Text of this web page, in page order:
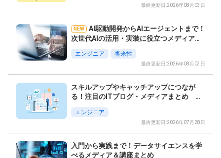
最終更新日:2026年08月03日
NEW
AI駆動開発からAIエージェントまで！
次世代AIの活用・実装に役立つメディアま
とめ
エンジニア 将来性
最終更新日:2026年08月03日
スキルアップやキャッチアップにつなが
る！注目のITブログ・メディアまとめ そ
の1
エンジニア
最終更新日:2026年07月28日
入門から実践まで！データサイエンスを学
べるメディア＆講座まとめ